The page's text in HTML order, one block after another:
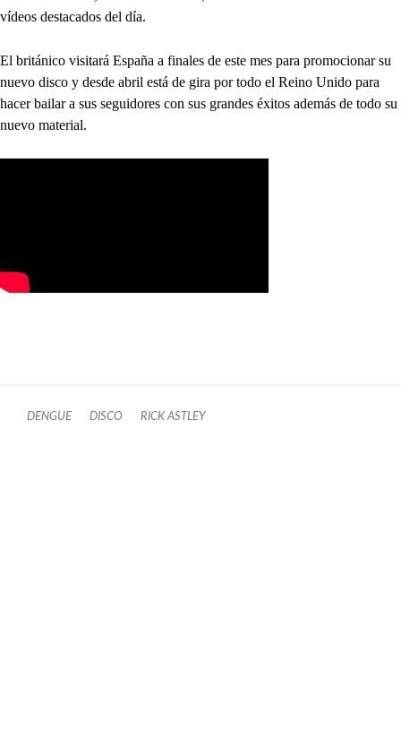
vídeos destacados del día.
El británico visitará España a finales de este mes para promocionar su
nuevo disco y desde abril está de gira por todo el Reino Unido para
hacer bailar a sus seguidores con sus grandes éxitos además de todo su
nuevo material.
DENGUE DISCO RICK ASTLEY